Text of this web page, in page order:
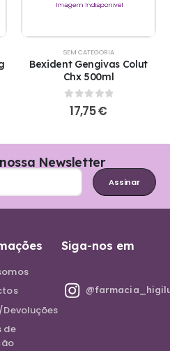
SEM CATEGORIA
Bexident Gengivas Colut
Chx 500ml
0out of 5
17,75€
Newsletter
Assinar
de
Siga-nos em